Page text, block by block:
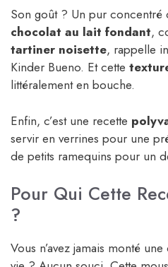
Son goût ? Un pur concentré
chocolat au lait fondant,
tartiner noisette, rappelle
Kinder Bueno. Et cette
littéralement en bouche.
Enfin, c’est une recette
servir en verrines pour une
de petits ramequins pour un
Pour Qui Cette
?
Vous n’avez jamais monté